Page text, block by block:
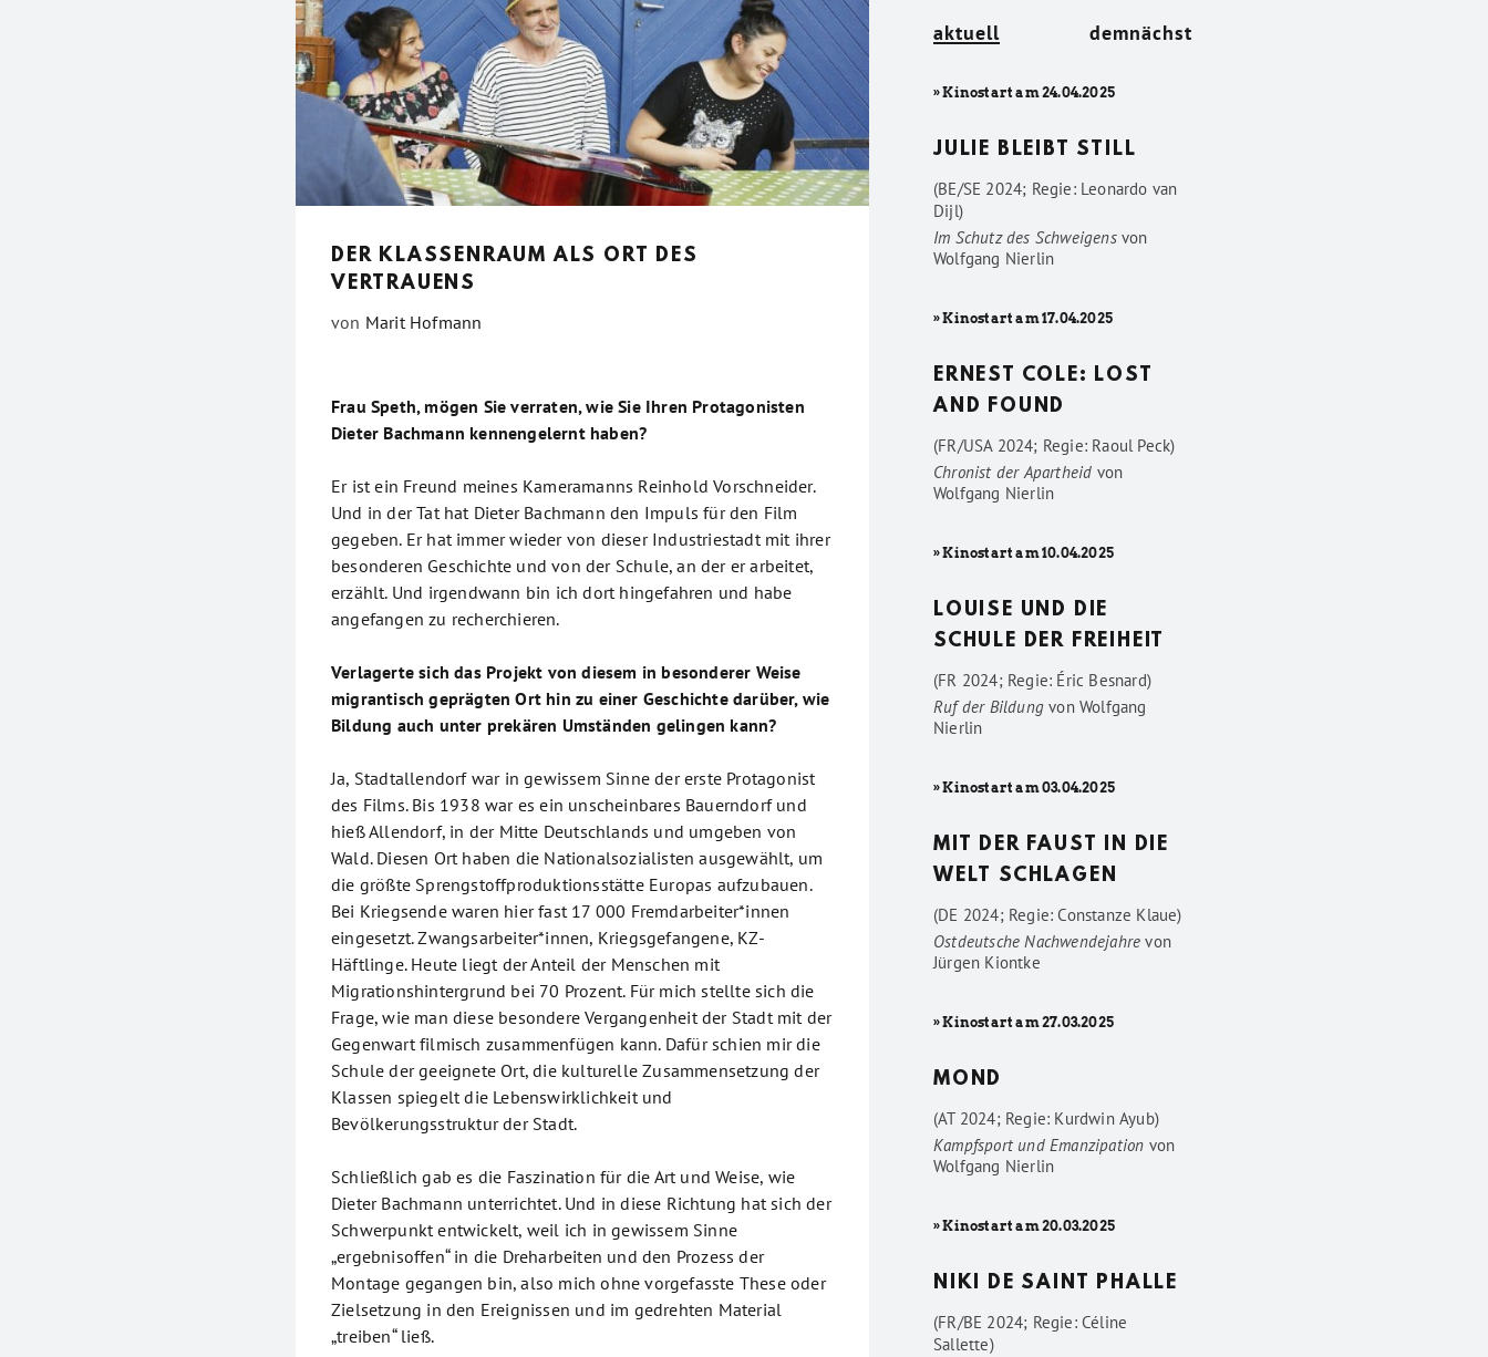
DER KLASSENRAUM ALS ORT DES
VERTRAUENS
von Marit Hofmann
Frau Speth, mögen Sie verraten, wie Sie Ihren Protagonisten
Dieter Bachmann kennengelernt haben?
Er ist ein Freund meines Kameramanns Reinhold Vorschneider.
Und in der Tat hat Dieter Bachmann den Impuls für den Film
gegeben. Er hat immer wieder von dieser Industriestadt mit ihrer
besonderen Geschichte und von der Schule, an der er arbeitet,
erzählt. Und irgendwann bin ich dort hingefahren und habe
angefangen zu recherchieren.
Verlagerte sich das Projekt von diesem in besonderer Weise
migrantisch geprägten Ort hin zu einer Geschichte darüber, wie
Bildung auch unter prekären Umständen gelingen kann?
Ja, Stadtallendorf war in gewissem Sinne der erste Protagonist
des Films. Bis 1938 war es ein unscheinbares Bauerndorf und
hieß Allendorf, in der Mitte Deutschlands und umgeben von
Wald. Diesen Ort haben die Nationalsozialisten ausgewählt, um
die größte Sprengstoffproduktionsstätte Europas aufzubauen.
Bei Kriegsende waren hier fast 17 000 Fremdarbeiter*innen
eingesetzt. Zwangsarbeiter*innen, Kriegsgefangene, KZ-
Häftlinge. Heute liegt der Anteil der Menschen mit
Migrationshintergrund bei 70 Prozent. Für mich stellte sich die
Frage, wie man diese besondere Vergangenheit der Stadt mit der
Gegenwart filmisch zusammenfügen kann. Dafür schien mir die
Schule der geeignete Ort, die kulturelle Zusammensetzung der
Klassen spiegelt die Lebenswirklichkeit und
Bevölkerungsstruktur der Stadt.
Schließlich gab es die Faszination für die Art und Weise, wie
Dieter Bachmann unterrichtet. Und in diese Richtung hat sich der
Schwerpunkt entwickelt, weil ich in gewissem Sinne
„ergebnisoffen“ in die Dreharbeiten und den Prozess der
Montage gegangen bin, also mich ohne vorgefasste These oder
Zielsetzung in den Ereignissen und im gedrehten Material
„treiben“ ließ.
aktuell demnächst
» Kinostart am 24.04.2025
JULIE BLEIBT STILL
(BE/SE 2024; Regie: Leonardo van
Dijl)
Im Schutz des Schweigensvon
Wolfgang Nierlin
» Kinostart am 17.04.2025
ERNEST COLE: LOST
AND FOUND
(FR/USA 2024; Regie: Raoul Peck)
Chronist der Apartheid von
Wolfgang Nierlin
» Kinostart am 10.04.2025
LOUISE UND DIE
SCHULE DER FREIHEIT
(FR 2024; Regie: Éric Besnard)
Ruf der Bildungvon Wolfgang
Nierlin
» Kinostart am 03.04.2025
MIT DER FAUST IN DIE
WELT SCHLAGEN
(DE 2024; Regie: Constanze Klaue)
Ostdeutsche Nachwendejahre von
Jürgen Kiontke
» Kinostart am 27.03.2025
MOND
(AT 2024; Regie: Kurdwin Ayub)
Kampfsport und Emanzipation von
Wolfgang Nierlin
» Kinostart am 20.03.2025
NIKI DE SAINT PHALLE
(FR/BE 2024; Regie: Céline
Sallette)